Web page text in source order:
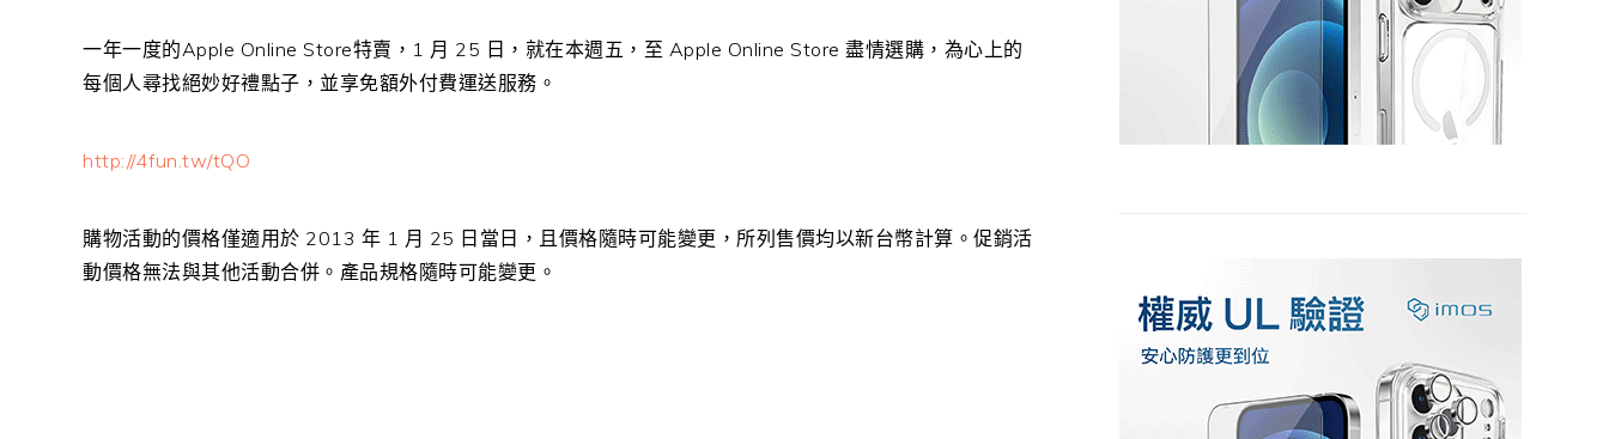
一年一度的Apple Online Store特賣，1 月 25 日，就在本週五，至 Apple Online Store 盡情選購，為心上的
每個人尋找絕妙好禮點子，並享免額外付費運送服務。
http://4fun.tw/tQO
購物活動的價格僅適用於 2013 年 1 月 25 日當日，且價格隨時可能變更，所列售價均以新台幣計算。促銷活
動價格無法與其他活動合併。產品規格隨時可能變更。